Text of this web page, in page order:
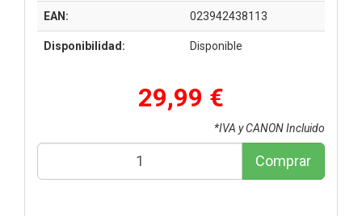
EAN: 023942438113
Disponibilidad: Disponible
29,99 €
*IVA y CANON Incluido
Comprar